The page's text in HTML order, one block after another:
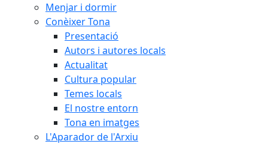
Menjar i dormir
Conèixer Tona
Presentació
Autors i autores locals
Actualitat
Cultura popular
Temes locals
El nostre entorn
Tona en imatges
L'Aparador de l'Arxiu